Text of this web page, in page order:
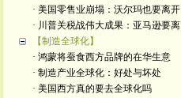
· 美国零售业崩塌：沃尔玛也要离开
· 川普关税战伟大成果：亚马逊要离
【制造全球化】
· 鸿蒙将蚕食西方品牌的在华生意
· 制造产业全球化：好处与坏处
· 美国西方真的要去全球化吗